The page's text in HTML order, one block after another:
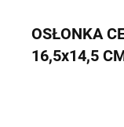
OSŁONKA
16,5x14,5